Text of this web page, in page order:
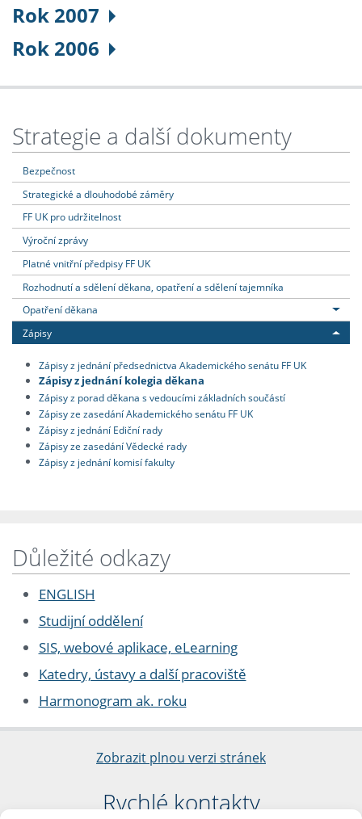
Rok 2007
Rok 2006
Strategie a další dokumenty
Bezpečnost
Strategické a dlouhodobé záměry
FF UK pro udržitelnost
Výroční zprávy
Platné vnitřní předpisy FF UK
Rozhodnutí a sdělení děkana, opatření a sdělení tajemníka
Opatření děkana
Zápisy
Zápisy z jednání předsednictva Akademického senátu FF UK
Zápisy z jednání kolegia děkana
Zápisy z porad děkana s vedoucími základních součástí
Zápisy ze zasedání Akademického senátu FF UK
Zápisy z jednání Ediční rady
Zápisy ze zasedání Vědecké rady
Zápisy z jednání komisí fakulty
Důležité odkazy
ENGLISH
Studijní oddělení
SIS, webové aplikace, eLearning
Katedry, ústavy a další pracoviště
Harmonogram ak. roku
Zobrazit plnou verzi stránek
Rychlé kontakty